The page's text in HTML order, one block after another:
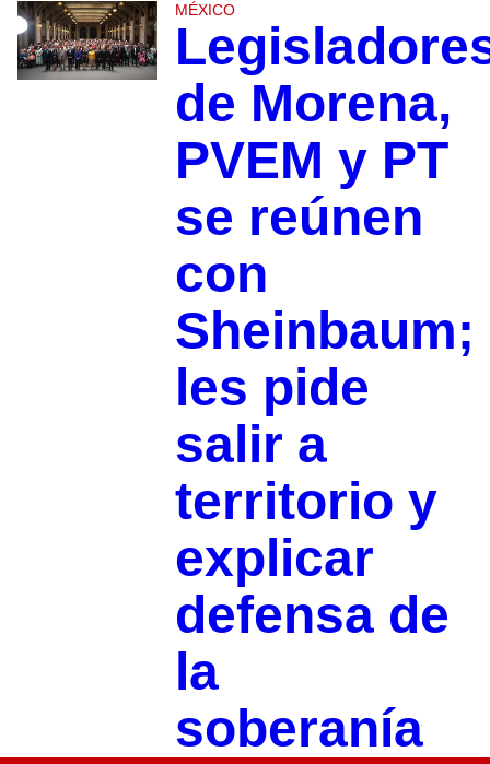
MÉXICO
de Morena,
PVEM y PT
se reúnen
con
Sheinbaum;
les pide
salir a
territorio y
explicar
defensa de
la
soberanía